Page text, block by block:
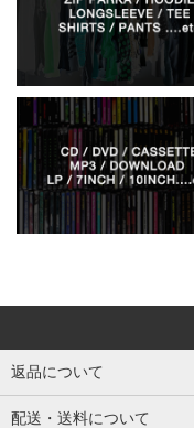
返品について
配送・送料について